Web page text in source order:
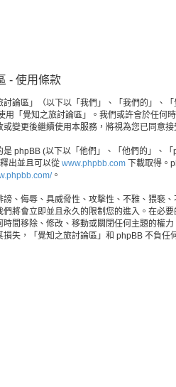
- 使用條款
討論區」（以下以「我們」、「我們的」、
用「覺知之旅討論區」。我們或許會於任何
變更後繼續使用本服務，將視為您已同意接
是 phpBB (以下以「他們」、「他們的」、
出並且可以從 www.phpbb.com 下載取得。
。
謗、侮辱、具威脅性、攻擊性、不雅、猥褻
們將會立即並且永久的限制您的進入。在必
時間移除、修改、移動或關閉任何主題的權
損失，「覺知之旅討論區」和 phpBB 不負任